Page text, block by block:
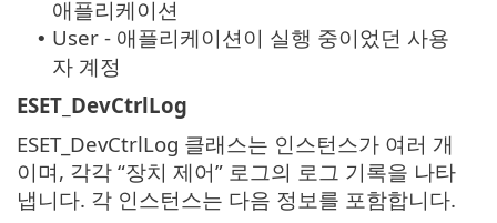
애플리케이션
• User - 애플리케이션이 실행 중이었던 사용
자 계정
ESET_DevCtrlLog
ESET_DevCtrlLog 클래스는 인스턴스가 여러 개
이며, 각각 “장치 제어” 로그의 로그 기록을 나타
냅니다. 각 인스턴스는 다음 정보를 포함합니다.